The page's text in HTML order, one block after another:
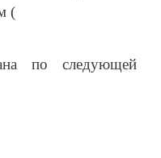
(
по следующей